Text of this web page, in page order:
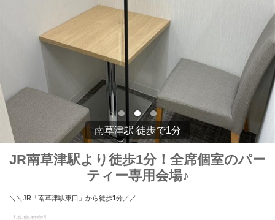
南草津駅 徒歩で1分
JR南草津駅より徒歩1分！全席個室のパー
ティー専用会場♪
＼＼JR「南草津駅東口」から徒歩1分／／